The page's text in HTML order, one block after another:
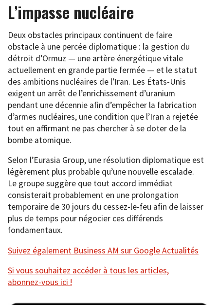
L’impasse nucléaire
Deux obstacles principaux continuent de faire
obstacle à une percée diplomatique : la gestion du
détroit d’Ormuz — une artère énergétique vitale
actuellement en grande partie fermée — et le statut
des ambitions nucléaires de l’Iran. Les États-Unis
exigent un arrêt de l’enrichissement d’uranium
pendant une décennie afin d’empêcher la fabrication
d’armes nucléaires, une condition que l’Iran a rejetée
tout en affirmant ne pas chercher à se doter de la
bombe atomique.
Selon l’Eurasia Group, une résolution diplomatique est
légèrement plus probable qu’une nouvelle escalade.
Le groupe suggère que tout accord immédiat
consisterait probablement en une prolongation
temporaire de 30 jours du cessez-le-feu afin de laisser
plus de temps pour négocier ces différends
fondamentaux.
Suivez également Business AM sur Google Actualités
Si vous souhaitez accéder à tous les articles,
abonnez-vous ici !